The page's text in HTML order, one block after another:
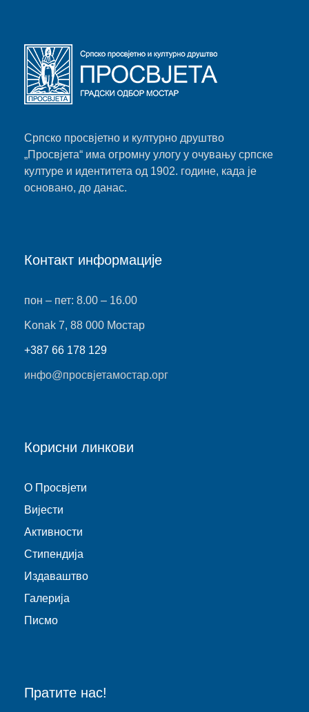
Српско просвјетно и културно друштво
„Просвјета“ има огромну улогу у очувању српске
културе и идентитета од 1902. године, када је
основано, до данас.
Контакт информације
пон – пет: 8.00 – 16.00
Konak 7, 88 000 Мостар
+387 66 178 129
инфо@просвјетамостар.орг
Корисни линкови
O Просвјети
Виjести
Активности
Стипендија
Издаваштво
Галерија
Писмо
Пратите нас!